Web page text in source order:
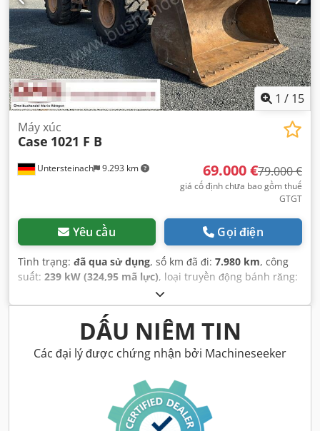
1 / 15
Untersteinach 9.293 km
Máy xúc
Case 1021 F B
69.000 €79.000 €
giá cố định chưa bao gồm thuế
GTGT
Yêu cầu Gọi điện
Tình trạng: đã qua sử dụng, số km đã đi: 7.980 km, công
suất: 239 kW (324,95 mã lực), loại truyền động bánh răng:
diesel
đầu:01/2013, Năm sản xuất:2013, Thiết bị:điều hòa
DẤU NIÊM TIN
Các đại lý được chứng nhận bởi Machineseeker